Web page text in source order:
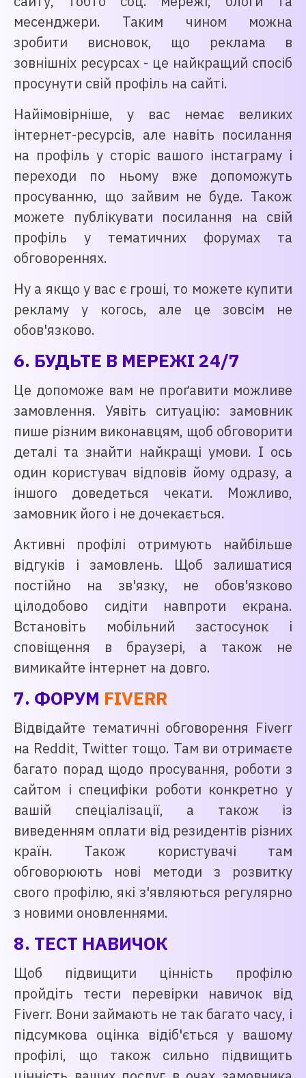
месенджери. Таким чином можна
зробити висновок, що реклама в
зовнішніх ресурсах - це найкращий спосіб
просунути свій профіль на сайті.
Найімовірніше, у вас немає великих
інтернет-ресурсів, але навіть посилання
на профіль у сторіс вашого інстаграму і
переходи по ньому вже допоможуть
просуванню, що зайвим не буде. Також
можете публікувати посилання на свій
профіль у тематичних форумах та
обговореннях.
Ну а якщо у вас є гроші, то можете купити
рекламу у когось, але це зовсім не
обов'язково.
6. БУДЬТЕ В МЕРЕЖІ 24/7
Це допоможе вам не проґавити можливе
замовлення. Уявіть ситуацію: замовник
пише різним виконавцям, щоб обговорити
деталі та знайти найкращі умови. І ось
один користувач відповів йому одразу, а
іншого доведеться чекати. Можливо,
замовник його і не дочекається.
Активні профілі отримують найбільше
відгуків і замовлень. Щоб залишатися
постійно на зв'язку, не обов'язково
цілодобово сидіти навпроти екрана.
Встановіть мобільний застосунок і
сповіщення в браузері, а також не
вимикайте інтернет на довго.
7. ФОРУМ FIVERR
Відвідайте тематичні обговорення Fiverr
на Reddit, Twitter тощо. Там ви отримаєте
багато порад щодо просування, роботи з
сайтом і специфіки роботи конкретно у
вашій спеціалізації, а також із
виведенням оплати від резидентів різних
країн. Також користувачі там
обговорюють нові методи з розвитку
свого профілю, які з'являються регулярно
з новими оновленнями.
8. ТЕСТ НАВИЧОК
Щоб підвищити цінність профілю
пройдіть тести перевірки навичок від
Fiverr. Вони займають не так багато часу, і
підсумкова оцінка відіб'ється у вашому
профілі, що також сильно підвищить